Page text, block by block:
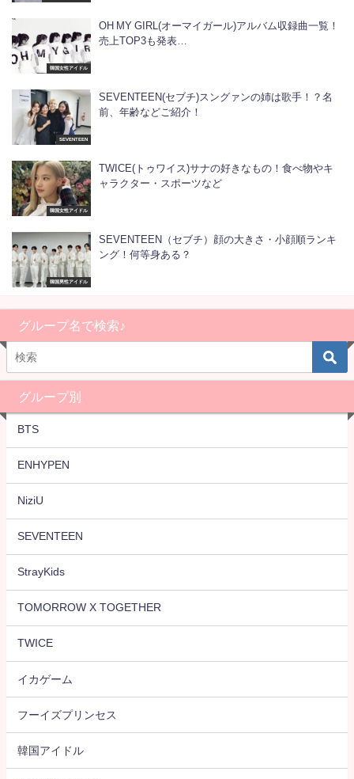
韓国女性アイドル
OH MY GIRL(オーマイガール)アルバム収録曲一覧！
売上TOP3も発表…
SEVENTEEN
SEVENTEEN(セブチ)スングァンの姉は歌手！？名
前、年齢などご紹介！
韓国女性アイドル
TWICE(トゥワイス)サナの好きなもの！食べ物やキ
ャラクター・スポーツなど
韓国男性アイドル
SEVENTEEN（セブチ）顔の大きさ・小顔順ランキ
ング！何等身ある？
グループ名で検索♪
グループ別
BTS
ENHYPEN
NiziU
SEVENTEEN
StrayKids
TOMORROW X TOGETHER
TWICE
イカゲーム
フーイズプリンセス
韓国アイドル